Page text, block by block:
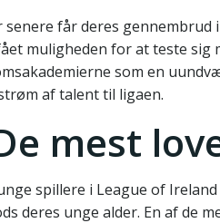
senere får deres
muligheden for at teste
som en
af talent til ligaen.
mest
spillere i League of
deres unge alder. En af de